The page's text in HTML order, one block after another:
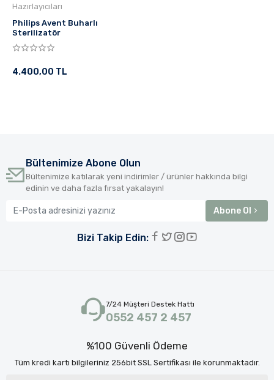
Hazırlayıcıları
Philips Avent Buharlı
Sterilizatör
4.400,00 TL
Bültenimize Abone Olun
Bültenimize katılarak yeni indirimler / ürünler hakkında bilgi
edinin ve daha fazla fırsat yakalayın!
Abone Ol
Bizi Takip Edin:
7/24 Müşteri Destek Hattı
0552 457 2 457
%100 Güvenli Ödeme
Tüm kredi kartı bilgileriniz 256bit SSL Sertifikası ile korunmaktadır.